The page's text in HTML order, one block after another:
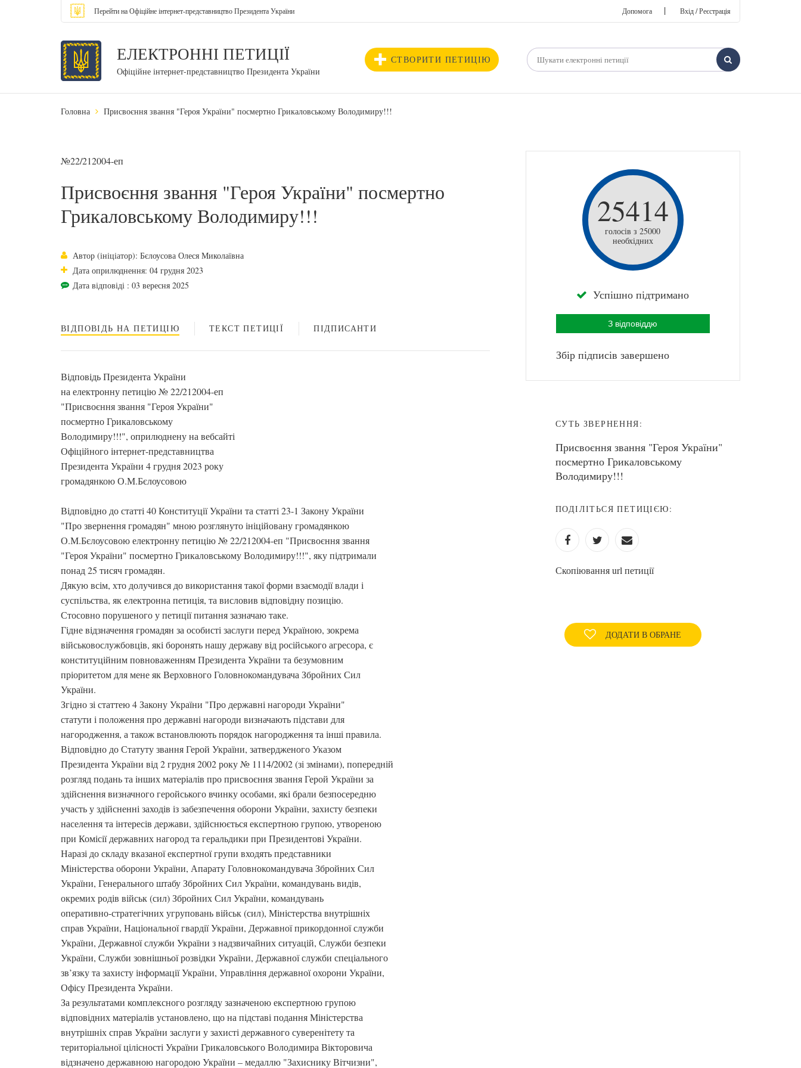
Перейти на Офіційне інтернет-представництво Президента України Допомога | Вхід / Реєстрація
ЕЛЕКТРОННІ ПЕТИЦІЇ
Офіційне інтернет-представництво Президента України
СТВОРИТИ ПЕТИЦІЮ
Головна Присвоєння звання "Героя України" посмертно Грикаловському Володимиру!!!
№22/212004-еп
Присвоєння звання "Героя України" посмертно
Грикаловському Володимиру!!!
Автор (ініціатор): Бєлоусова Олеся Миколаївна
Дата оприлюднення: 04 грудня 2023
Дата відповіді : 03 вересня 2025
ВІДПОВІДЬ НА ПЕТИЦІЮ ТЕКСТ ПЕТИЦІЇ ПІДПИСАНТИ
Відповідь Президента України
на електронну петицію № 22/212004-еп
"Присвоєння звання "Героя України"
посмертно Грикаловському
Володимиру!!!", оприлюднену на вебсайті
Офіційного інтернет-представництва
Президента України 4 грудня 2023 року
громадянкою О.М.Бєлоусовою
Відповідно до статті 40 Конституції України та статті 23-1 Закону України
"Про звернення громадян" мною розглянуто ініційовану громадянкою
О.М.Бєлоусовою електронну петицію № 22/212004-еп "Присвоєння звання
"Героя України" посмертно Грикаловському Володимиру!!!", яку підтримали
понад 25 тисяч громадян.
Дякую всім, хто долучився до використання такої форми взаємодії влади і
суспільства, як електронна петиція, та висловив відповідну позицію.
Стосовно порушеного у петиції питання зазначаю таке.
Гідне відзначення громадян за особисті заслуги перед Україною, зокрема
військовослужбовців, які боронять нашу державу від російського агресора, є
конституційним повноваженням Президента України та безумовним
пріоритетом для мене як Верховного Головнокомандувача Збройних Сил
України.
Згідно зі статтею 4 Закону України "Про державні нагороди України"
статути і положення про державні нагороди визначають підстави для
нагородження, а також встановлюють порядок нагородження та інші правила.
Відповідно до Статуту звання Герой України, затвердженого Указом
Президента України від 2 грудня 2002 року № 1114/2002 (зі змінами), попередній
розгляд подань та інших матеріалів про присвоєння звання Герой України за
здійснення визначного геройського вчинку особами, які брали безпосередню
участь у здійсненні заходів із забезпечення оборони України, захисту безпеки
населення та інтересів держави, здійснюється експертною групою, утвореною
при Комісії державних нагород та геральдики при Президентові України.
Наразі до складу вказаної експертної групи входять представники
Міністерства оборони України, Апарату Головнокомандувача Збройних Сил
України, Генерального штабу Збройних Сил України, командувань видів,
окремих родів військ (сил) Збройних Сил України, командувань
оперативно-стратегічних угруповань військ (сил), Міністерства внутрішніх
справ України, Національної гвардії України, Державної прикордонної служби
України, Державної служби України з надзвичайних ситуацій, Служби безпеки
України, Служби зовнішньої розвідки України, Державної служби спеціального
зв’язку та захисту інформації України, Управління державної охорони України,
Офісу Президента України.
За результатами комплексного розгляду зазначеною експертною групою
відповідних матеріалів установлено, що на підставі подання Міністерства
внутрішніх справ України заслуги у захисті державного суверенітету та
територіальної цілісності України Грикаловського Володимира Вікторовича
відзначено державною нагородою України – медаллю "Захиснику Вітчизни",
25414
голосів з 25000
необхідних
Успішно підтримано
З відповіддю
Збір підписів завершено
СУТЬ ЗВЕРНЕННЯ:
Присвоєння звання "Героя України"
посмертно Грикаловському
Володимиру!!!
ПОДІЛІТЬСЯ ПЕТИЦІЄЮ:
Скопіювання url петиції
ДОДАТИ В ОБРАНЕ